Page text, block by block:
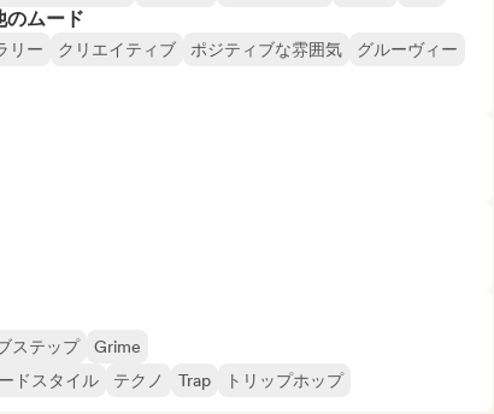
のムード
リー クリエイティブ ポジティブな雰囲気
グルーヴィー
ステップ
Grime
ドスタイル
テクノ Trap トリップホップ